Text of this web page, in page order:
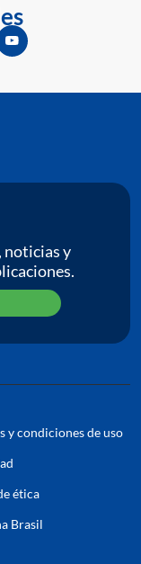
noticias y
y condiciones de uso
ética
Brasil